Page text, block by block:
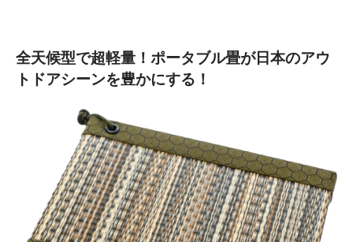
全天候型で超軽量！ポータブル畳が日本のアウ
トドアシーンを豊かにする！